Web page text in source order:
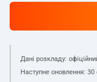
Дані розкладу:
Наступне оновлення: 30